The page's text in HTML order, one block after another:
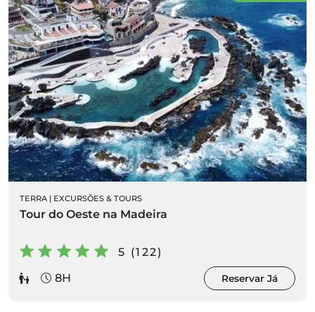
TERRA | EXCURSÕES & TOURS
Tour do Oeste na Madeira
5 (122)
8H
Reservar Já